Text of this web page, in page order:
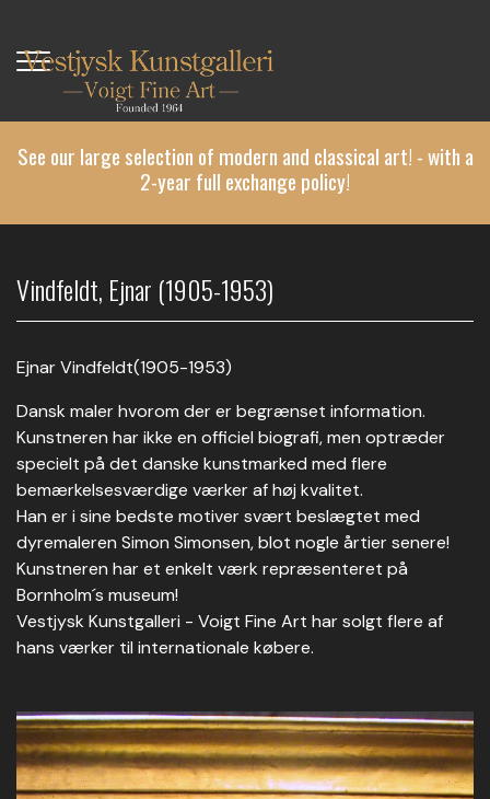
main
content
See our large selection of modern and classical art! - with a
2-year full exchange policy!
Vindfeldt, Ejnar (1905-1953)
Ejnar Vindfeldt(1905-1953)
Dansk maler hvorom der er begrænset information.
Kunstneren har ikke en officiel biografi, men optræder
specielt på det danske kunstmarked med flere
bemærkelsesværdige værker af høj kvalitet.
Han er i sine bedste motiver svært beslægtet med
dyremaleren Simon Simonsen, blot nogle årtier senere!
Kunstneren har et enkelt værk repræsenteret på
Bornholm´s museum!
Vestjysk Kunstgalleri - Voigt Fine Art har solgt flere af
hans værker til internationale købere.